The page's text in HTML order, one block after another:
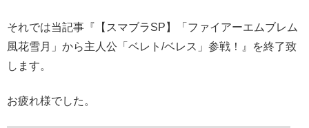
それでは当記事『【スマブラSP】「ファイアーエムブレム
風花雪月」から主人公「ベレト/ベレス」参戦！』を終了致
します。
お疲れ様でした。